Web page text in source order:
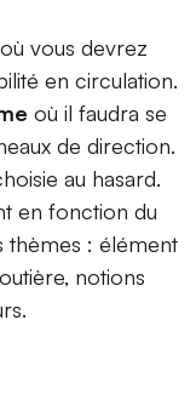
où vous devrez
en circulation.
où il faudra se
de direction.
au hasard.
en fonction du
thèmes : élément
notions